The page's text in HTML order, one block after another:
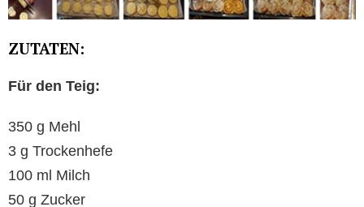
ZUTATEN:
Für den Teig:
350 g Mehl
3 g Trockenhefe
100 ml Milch
50 g Zucker